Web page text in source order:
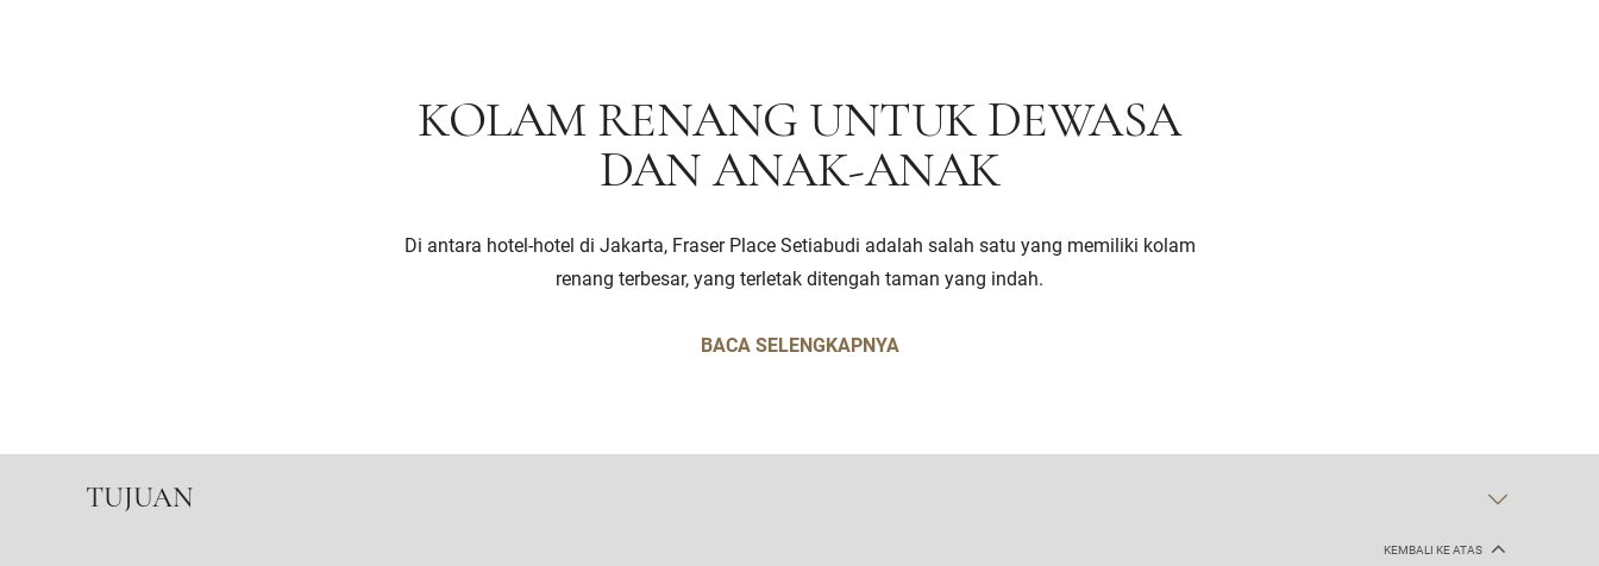
KOLAM RENANG UNTUK DEWASA
DAN ANAK-ANAK
Di antara hotel-hotel di Jakarta, Fraser Place Setiabudi adalah salah satu yang memiliki kolam
renang terbesar, yang terletak ditengah taman yang indah.
BACA SELENGKAPNYA
TUJUAN
KEMBALI KE ATAS